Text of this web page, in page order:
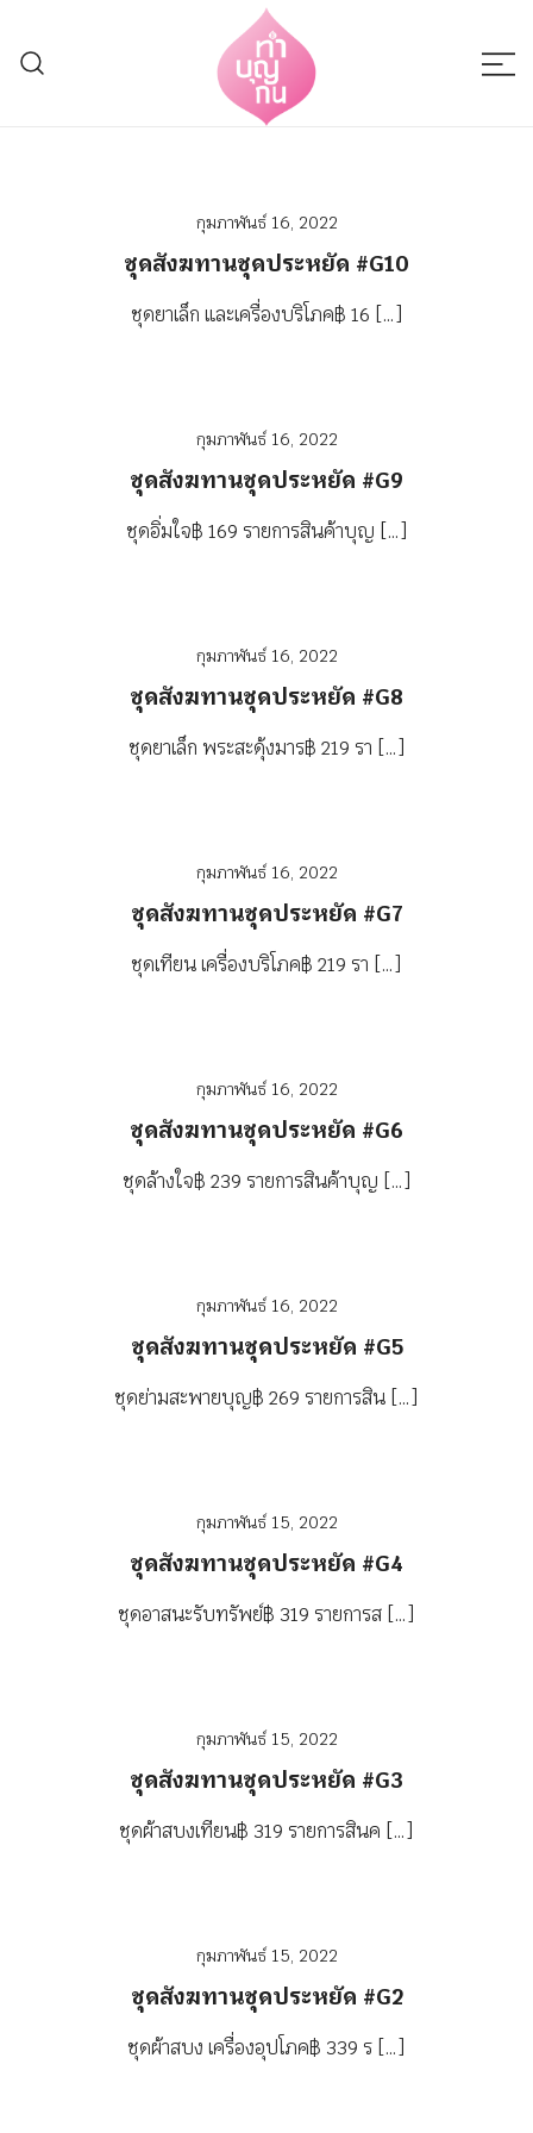
content
กุมภาพันธ์ 16, 2022
ชุดสังฆทานชุดประหยัด #G10
ชุดยาเล็ก และเครื่องบริโภค฿ 16 […]
กุมภาพันธ์ 16, 2022
ชุดสังฆทานชุดประหยัด #G9
ชุดอิ่มใจ฿ 169 รายการสินค้าบุญ […]
กุมภาพันธ์ 16, 2022
ชุดสังฆทานชุดประหยัด #G8
ชุดยาเล็ก พระสะดุ้งมาร฿ 219 รา […]
กุมภาพันธ์ 16, 2022
ชุดสังฆทานชุดประหยัด #G7
ชุดเทียน เครื่องบริโภค฿ 219 รา […]
กุมภาพันธ์ 16, 2022
ชุดสังฆทานชุดประหยัด #G6
ชุดล้างใจ฿ 239 รายการสินค้าบุญ […]
กุมภาพันธ์ 16, 2022
ชุดสังฆทานชุดประหยัด #G5
ชุดย่ามสะพายบุญ฿ 269 รายการสิน […]
กุมภาพันธ์ 15, 2022
ชุดสังฆทานชุดประหยัด #G4
ชุดอาสนะรับทรัพย์฿ 319 รายการส […]
กุมภาพันธ์ 15, 2022
ชุดสังฆทานชุดประหยัด #G3
ชุดผ้าสบงเทียน฿ 319 รายการสินค […]
กุมภาพันธ์ 15, 2022
ชุดสังฆทานชุดประหยัด #G2
ชุดผ้าสบง เครื่องอุปโภค฿ 339 ร […]